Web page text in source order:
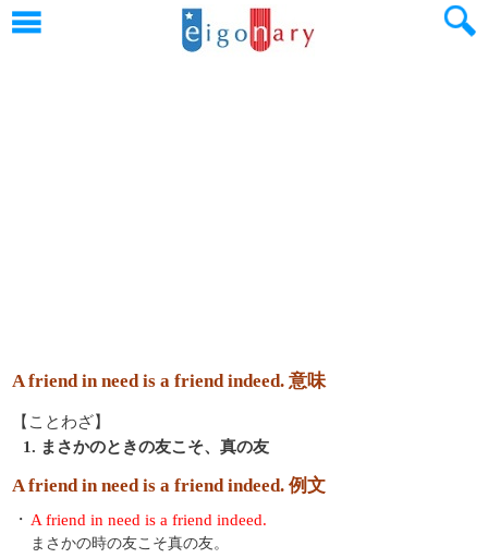
A friend in need is a friend indeed. 意味
【ことわざ】
1. まさかのときの友こそ、真の友
A friend in need is a friend indeed. 例文
・ A friend in need is a friend indeed.
まさかの時の友こそ真の友。